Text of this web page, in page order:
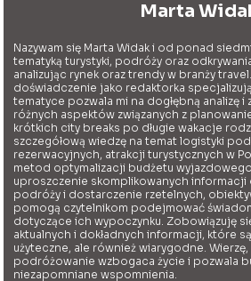
Marta
Nazywam się Marta Widak i od ponad
tematyką turystyki, podróży oraz
analizując rynek oraz trendy w branży
doświadczenie jako redaktorka
tematyce pozwala mi na dogłębną analizę i
różnych aspektów związanych z
krótkich city breaks po długie wakacje
szczegółową wiedzę na temat logistyki
rezerwacyjnych, atrakcji turystycznych w
metod optymalizacji budżetu
uproszczenie skomplikowanych informacji
podróży i dostarczenie rzetelnych,
pomogą czytelnikom podejmować
dotyczące ich wypoczynku. Zobowiązuję
aktualnych i dokładnych informacji, które
użyteczne, ale również wiarygodne. Wierzę,
podróżowanie wzbogaca życie i pozwala
niezapomniane wspomnienia.